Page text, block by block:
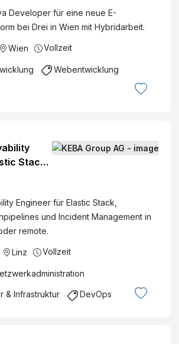
Developer für eine neue E-
bei Drei in Wien mit Hybridarbeit.
Wien Vollzeit
Webentwicklung
Stack
Engineer für Elastic Stack,
und Incident Management in
remote.
Linz Vollzeit
& Infrastruktur DevOps